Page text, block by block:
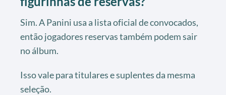
Sim. A Panini usa a lista oficial de convocados,
então jogadores reservas também podem sair
no álbum.
Isso vale para titulares e suplentes da mesma
seleção.